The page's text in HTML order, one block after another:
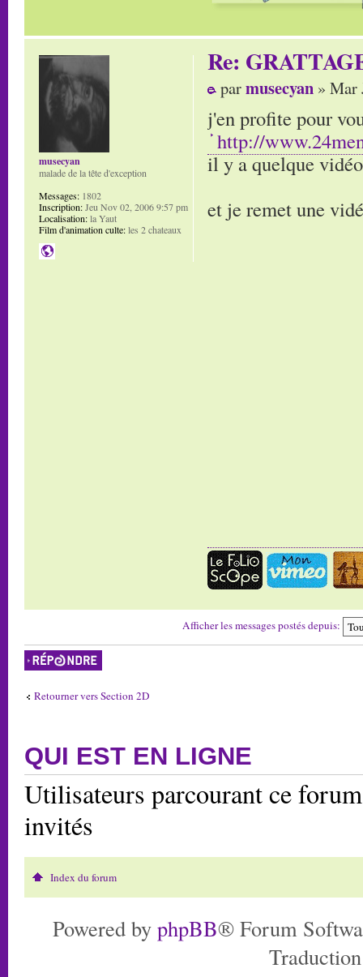
Re:
parmusecyan » Mar
j'en profite pour
http://
il y a quelque
et je remet une
musecyan
malade de la tête d'exception
Messages: 1802
Inscription:Jeu Nov 02, 2006 9:57 pm
Localisation:la Yaut
Film d'animation culte:les 2 chateaux
Afficher les messages postés depuis:
Répondre
Retourner vers Section 2D
QUI EST EN LIGNE
Utilisateurs parcourant ce
invités
Index du forum
Powered by phpBB® Forum